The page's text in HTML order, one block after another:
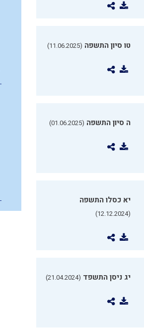
טו סיון התשפה (11.06.2025)
ה סיון התשפה (01.06.2025)
יא כסלו התשפה
(12.12.2024)
יג ניסן התשפד (21.04.2024)